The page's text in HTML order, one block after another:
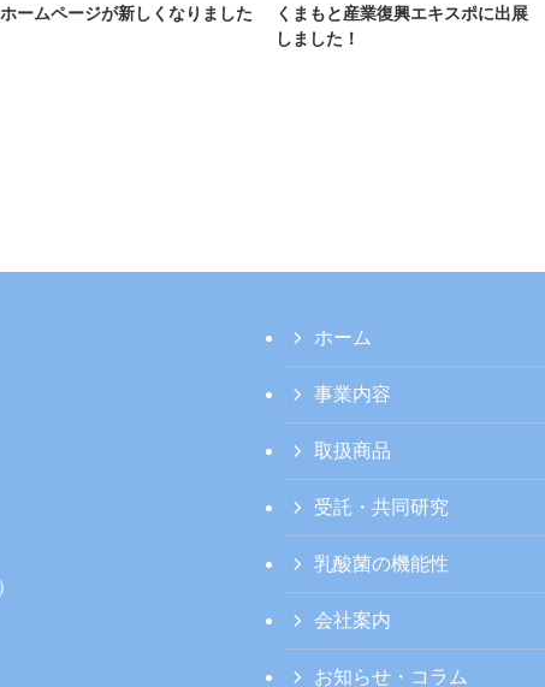
ホームページが新しくなりました
くまもと産業復興エキスポに出展
しました！
ホーム
事業内容
取扱商品
受託・共同研究
乳酸菌の機能性
会社案内
お知らせ・コラム